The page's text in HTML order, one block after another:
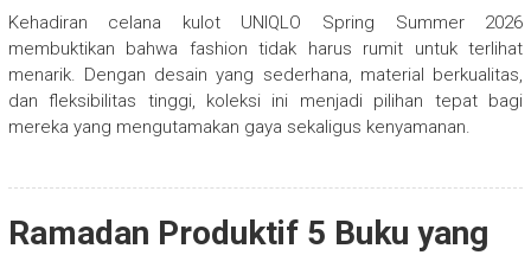
Kehadiran celana kulot UNIQLO Spring Summer 2026
membuktikan bahwa fashion tidak harus rumit untuk terlihat
menarik. Dengan desain yang sederhana, material berkualitas,
dan fleksibilitas tinggi, koleksi ini menjadi pilihan tepat bagi
mereka yang mengutamakan gaya sekaligus kenyamanan.
Ramadan Produktif 5 Buku yang